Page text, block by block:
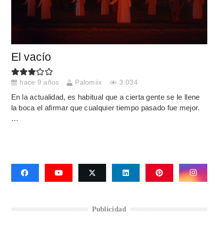
El vacío
hace 9 años Palomiix 3.034
En la actualidad, es habitual que a cierta gente se le llene
la boca el afirmar que cualquier tiempo pasado fue mejor.
…
Publicidad